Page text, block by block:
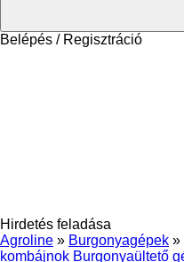
Belépés / Regisztráció
Hirdetés feladása
Agroline » Burgonyagépek »
kombájnok Burgonyaültető